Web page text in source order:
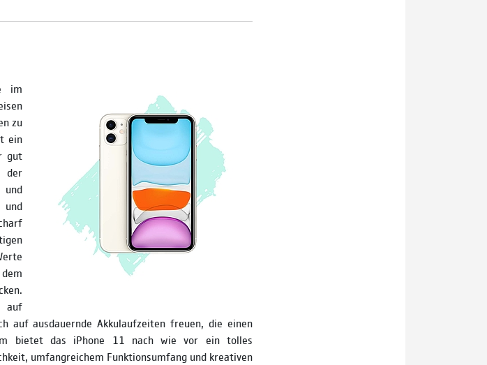
im
zu
ein
gut
der
und
auf
auf ausdauernde Akkulaufzeiten freuen, die einen
bietet das iPhone 11 nach wie vor ein tolles
umfangreichem Funktionsumfang und kreativen